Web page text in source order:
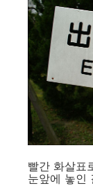
빨간 화살표
눈앞에 놓인